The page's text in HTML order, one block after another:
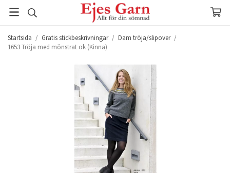
Startsida / Gratis stickbeskrivningar / Dam tröja/slipover /
1653 Tröja med mönstrat ok (Kinna)